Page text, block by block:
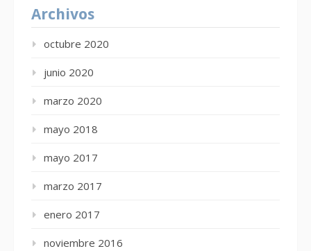
Archivos
octubre 2020
junio 2020
marzo 2020
mayo 2018
mayo 2017
marzo 2017
enero 2017
noviembre 2016